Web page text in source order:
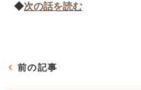
◆次の話を読む
前の記事